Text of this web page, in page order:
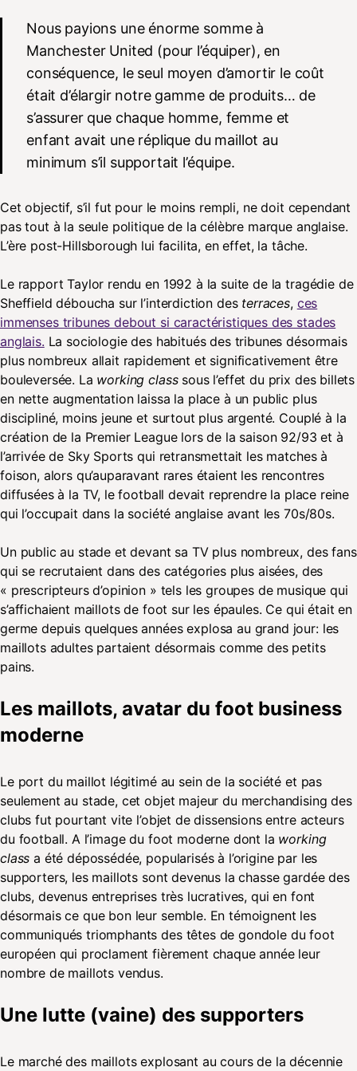
Nous payions une énorme somme à
Manchester United (pour l’équiper), en
conséquence, le seul moyen d’amortir le coût
était d’élargir notre gamme de produits… de
s’assurer que chaque homme, femme et
enfant avait une réplique du maillot au
minimum s’il supportait l’équipe.
Cet objectif, s’il fut pour le moins rempli, ne doit cependant
pas tout à la seule politique de la célèbre marque anglaise.
L’ère post-Hillsborough lui facilita, en effet, la tâche.
Le rapport Taylor rendu en 1992 à la suite de la tragédie de
Sheffield déboucha sur l’interdiction des terraces, ces
immenses tribunes debout si caractéristiques des stades
anglais. La sociologie des habitués des tribunes désormais
plus nombreux allait rapidement et significativement être
bouleversée. La working classsous l’effet du prix des billets
en nette augmentation laissa la place à un public plus
discipliné, moins jeune et surtout plus argenté. Couplé à la
création de la Premier League lors de la saison 92/93 et à
l’arrivée de Sky Sports qui retransmettait les matches à
foison, alors qu’auparavant rares étaient les rencontres
diffusées à la TV, le football devait reprendre la place reine
qui l’occupait dans la société anglaise avant les 70s/80s.
Un public au stade et devant sa TV plus nombreux, des fans
qui se recrutaient dans des catégories plus aisées, des
« prescripteurs d’opinion » tels les groupes de musique qui
s’affichaient maillots de foot sur les épaules. Ce qui était en
germe depuis quelques années explosa au grand jour: les
maillots adultes partaient désormais comme des petits
pains.
Les maillots, avatar du foot business
moderne
Le port du maillot légitimé au sein de la société et pas
seulement au stade, cet objet majeur du merchandising des
clubs fut pourtant vite l’objet de dissensions entre acteurs
du football. A l’image du foot moderne dont la working
class a été dépossédée, popularisés à l’origine par les
supporters, les maillots sont devenus la chasse gardée des
clubs, devenus entreprises très lucratives, qui en font
désormais ce que bon leur semble. En témoignent les
communiqués triomphants des têtes de gondole du foot
européen qui proclament fièrement chaque année leur
nombre de maillots vendus.
Une lutte (vaine) des supporters
Le marché des maillots explosant au cours de la décennie